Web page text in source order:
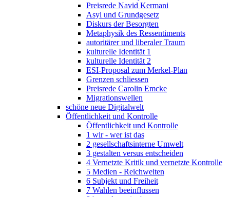
Preisrede Navid Kermani
Asyl und Grundgesetz
Diskurs der Besorgten
Metaphysik des Ressentiments
autoritärer und liberaler Traum
kulturelle Identität 1
kulturelle Identität 2
ESI-Proposal zum Merkel-Plan
Grenzen schliessen
Preisrede Carolin Emcke
Migrationswellen
schöne neue Digitalwelt
Öffentlichkeit und Kontrolle
Öffentlichkeit und Kontrolle
1 wir - wer ist das
2 gesellschaftsinterne Umwelt
3 gestalten versus entscheiden
4 Vernetzte Kritik und vernetzte Kontrolle
5 Medien - Reichweiten
6 Subjekt und Freiheit
7 Wahlen beeinflussen